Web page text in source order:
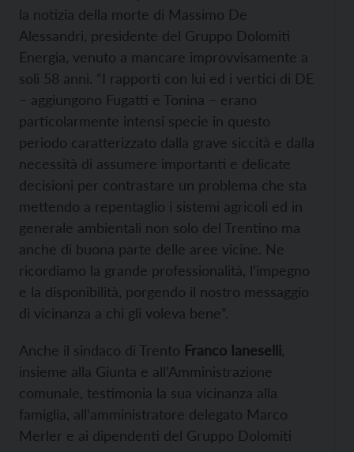
la notizia della morte di Massimo De
Alessandri, presidente del Gruppo Dolomiti
Energia, venuto a mancare improvvisamente a
soli 58 anni. “I rapporti con lui ed i vertici di DE
– aggiungono Fugatti e Tonina – erano
particolarmente intensi specie in questo
periodo caratterizzato dalla grave siccità e dalla
necessità di assumere importanti e delicate
decisioni per contrastare un problema che sta
mettendo a repentaglio i sistemi agricoli ed in
generale ambientali non solo del Trentino ma
anche di buona parte delle aree vicine. Ne
ricordiamo la grande professionalità, l’impegno
e la disponibilità, porgendo il nostro messaggio
di vicinanza a chi gli voleva bene”.
Anche il sindaco di Trento Franco Ianeselli
insieme alla Giunta e all’Amministrazione
comunale, testimonia la sua vicinanza alla
famiglia, all’amministratore delegato Marco
Merler e ai dipendenti del Gruppo Dolomiti